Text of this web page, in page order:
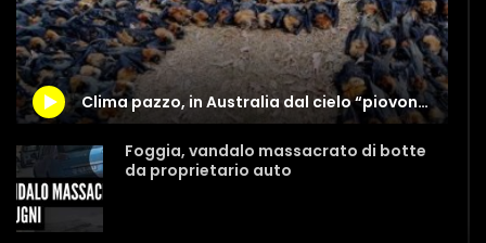
Clima pazzo, in Australia dal cielo “piovono” pipistrelli morti
Foggia, vandalo massacrato di botte
da proprietario auto